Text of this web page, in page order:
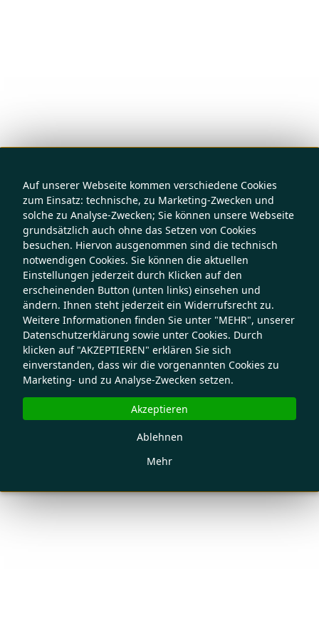
Auf unserer Webseite kommen verschiedene Cookies
zum Einsatz: technische, zu Marketing-Zwecken und
solche zu Analyse-Zwecken; Sie können unsere Webseite
grundsätzlich auch ohne das Setzen von Cookies
besuchen. Hiervon ausgenommen sind die technisch
notwendigen Cookies. Sie können die aktuellen
Einstellungen jederzeit durch Klicken auf den
erscheinenden Button (unten links) einsehen und
ändern. Ihnen steht jederzeit ein Widerrufsrecht zu.
Weitere Informationen finden Sie unter "MEHR", unserer
Datenschutzerklärung sowie unter Cookies. Durch
klicken auf "AKZEPTIEREN" erklären Sie sich
einverstanden, dass wir die vorgenannten Cookies zu
Marketing- und zu Analyse-Zwecken setzen.
Mehr
Ablehnen
Akzeptieren